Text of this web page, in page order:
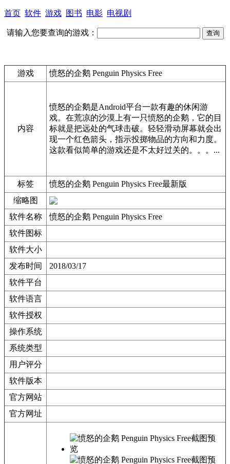
首页 软件 游戏 图书 电影 电视剧
请输入您要查询的游戏：
游戏 愤怒的企鹅 Penguin Physics Free
内容
愤怒的企鹅是Android平台一款有趣的休闲游
戏。在荒凉的沙漠上有一只愤怒的企鹅，它的目
标就是把远处的气球击破。轻轻滑动屏幕就会出
现一个红色箭头，指示投掷物品的方向和力度。
这款看似简单的游戏还是不太好过关的。。。...
标签
愤怒的企鹅 Penguin Physics Free最新版
缩略图
软件名称
愤怒的企鹅 Penguin Physics Free
软件图标
软件大小
发布时间
2018/03/17
软件平台
软件语言
软件授权
操作系统
系统类型
用户评分
软件版本
官方网站
官方网址